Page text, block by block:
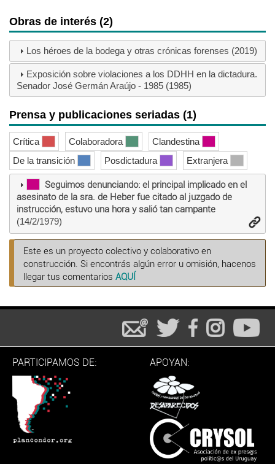
Obras de interés (2)
Los héroes de la bodega y otras crónicas forenses (2019)
Exposición sobre violaciones a los DDHH en la dictadura.
Senador José Germán Araújo - 1985 (1985)
Prensa y publicaciones seriadas (1)
Crítica Colaboradora
Clandestina
De la transición
Posdictadura Extranjera
Seguimos denunciando: el principal implicado en el
asesinato de la sra. de Heber fue citado al juzgado de
instrucción, estuvo una hora y salió tan campante
(14/2/1979)
Este es un proyecto colectivo y colaborativo en
construcción. Si encontrás algún error u omisión, hacenos
llegar tus comentarios AQUÍ
PARTICIPAMOS DE: APOYAN: